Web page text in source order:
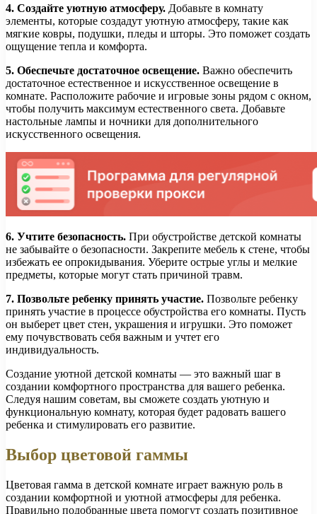
4. Создайте уютную атмосферу. Добавьте в комнату
элементы, которые создадут уютную атмосферу, такие как
мягкие ковры, подушки, пледы и шторы. Это поможет создать
ощущение тепла и комфорта.
5. Обеспечьте достаточное освещение. Важно обеспечить
достаточное естественное и искусственное освещение в
комнате. Расположите рабочие и игровые зоны рядом с окном,
чтобы получить максимум естественного света. Добавьте
настольные лампы и ночники для дополнительного
искусственного освещения.
6. Учтите безопасность. При обустройстве детской комнаты
не забывайте о безопасности. Закрепите мебель к стене, чтобы
избежать ее опрокидывания. Уберите острые углы и мелкие
предметы, которые могут стать причиной травм.
7. Позвольте ребенку принять участие. Позвольте ребенку
принять участие в процессе обустройства его комнаты. Пусть
он выберет цвет стен, украшения и игрушки. Это поможет
ему почувствовать себя важным и учтет его
индивидуальность.
Создание уютной детской комнаты — это важный шаг в
создании комфортного пространства для вашего ребенка.
Следуя нашим советам, вы сможете создать уютную и
функциональную комнату, которая будет радовать вашего
ребенка и стимулировать его развитие.
Выбор цветовой гаммы
Цветовая гамма в детской комнате играет важную роль в
создании комфортной и уютной атмосферы для ребенка.
Правильно подобранные цвета помогут создать позитивное